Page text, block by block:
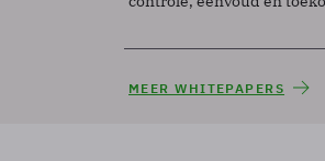
MEER WHITEPAPERS